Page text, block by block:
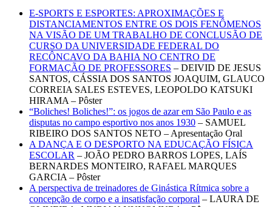
E-SPORTS E ESPORTES: APROXIMAÇÕES E
DISTANCIAMENTOS ENTRE OS DOIS FENÔMENOS
NA VISÃO DE UM TRABALHO DE CONCLUSÃO DE
CURSO DA UNIVERSIDADE FEDERAL DO
RECÔNCAVO DA BAHIA NO CENTRO DE
FORMAÇÃO DE PROFESSORES – DEIVID DE JESUS
SANTOS, CÁSSIA DOS SANTOS JOAQUIM, GLAUCO
CORREIA SALES ESTEVES, LEOPOLDO KATSUKI
HIRAMA – Pôster
“Boliches! Boliches!”: os jogos de azar em São Paulo e as
disputas no campo esportivo nos anos 1930 – SAMUEL
RIBEIRO DOS SANTOS NETO – Apresentação Oral
A DANÇA E O DESPORTO NA EDUCAÇÃO FÍSICA
ESCOLAR – JOÃO PEDRO BARROS LOPES, LAÍS
BERNARDES MONTEIRO, RAFAEL MARQUES
GARCIA – Pôster
A perspectiva de treinadores de Ginástica Rítmica sobre a
concepção de corpo e a insatisfação corporal – LAURA DE